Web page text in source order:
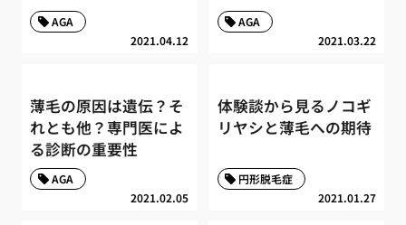
2021.04.12
AGA
2021.03.22
AGA
薄毛の原因は遺伝？そ
れとも他？専門医によ
る診断の重要性
2021.02.05
AGA
体験談から見るノコギ
リヤシと薄毛への期待
2021.01.27
円形脱毛症